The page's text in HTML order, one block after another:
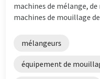
machines de mélange,
machines de mouillage
mélangeurs
équipement de